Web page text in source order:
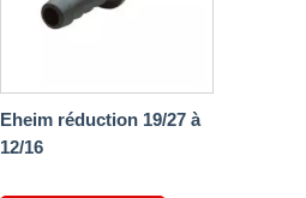
Eheim réduction 19/27 à
12/16